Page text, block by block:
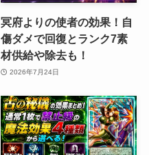
冥府よりの使者の効果！自
傷ダメで回復とランク7素
材供給や除去も！
2026年7月24日